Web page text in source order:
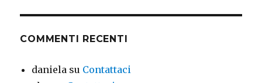
COMMENTI RECENTI
daniela su Contattaci